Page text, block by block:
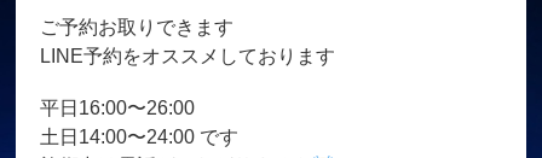
ご予約お取りできます
LINE予約をオススメしております
平日16:00〜26:00
土日14:00〜24:00 です